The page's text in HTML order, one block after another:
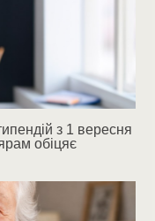
з 1 вересня
обіцяє